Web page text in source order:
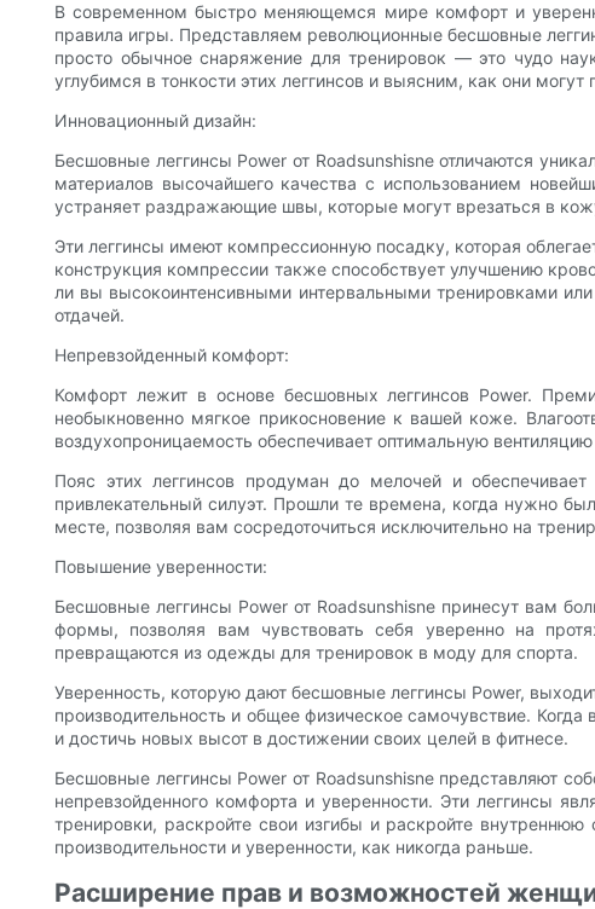
В современном быстро меняющемся мире комфорт и
правила игры. Представляем революционные бесшовные
просто обычное снаряжение для тренировок — это чудо
углубимся в тонкости этих леггинсов и выясним, как они
Инновационный дизайн:
Бесшовные леггинсы Power от Roadsunshisne отличаются
материалов высочайшего качества с использованием
устраняет раздражающие швы, которые могут врезаться в
Эти леггинсы имеют компрессионную посадку, которая
конструкция компрессии также способствует улучшению
ли вы высокоинтенсивными интервальными тренировками
отдачей.
Непревзойденный комфорт:
Комфорт лежит в основе бесшовных леггинсов Power.
необыкновенно мягкое прикосновение к вашей коже.
воздухопроницаемость обеспечивает оптимальную
Пояс этих леггинсов продуман до мелочей и
привлекательный силуэт. Прошли те времена, когда нужно
месте, позволяя вам сосредоточиться исключительно на
Повышение уверенности:
Бесшовные леггинсы Power от Roadsunshisne принесут вам
формы, позволяя вам чувствовать себя уверенно на
превращаются из одежды для тренировок в моду для спорта.
Уверенность, которую дают бесшовные леггинсы Power,
производительность и общее физическое самочувствие.
и достичь новых высот в достижении своих целей в фитнесе.
Бесшовные леггинсы Power от Roadsunshisne представляют
непревзойденного комфорта и уверенности. Эти леггинсы
тренировки, раскройте свои изгибы и раскройте
производительности и уверенности, как никогда раньше.
Расширение прав и возможностей